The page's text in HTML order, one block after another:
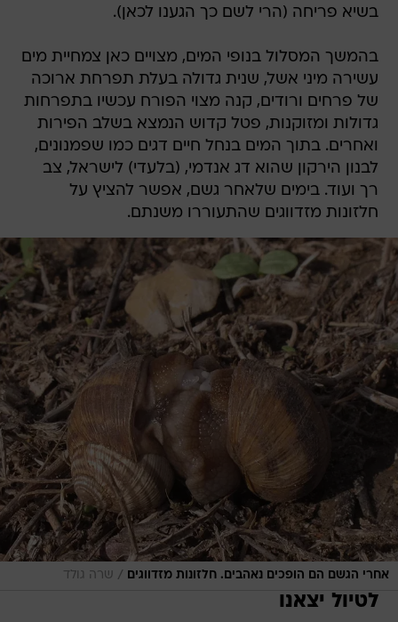
בשיא פריחה (הרי לשם כך הגענו לכאן).
בהמשך המסלול בנופי המים, מצויים כאן צמחיית מים
עשירה מיני אשל, שנית גדולה בעלת תפרחת ארוכה
של פרחים ורודים, קנה מצוי הפורח עכשיו בתפרחות
גדולות ומזוקנות, פטל קדוש הנמצא בשלב הפירות
ואחרים. בתוך המים בנחל חיים דגים כמו שפמנונים,
לבנון הירקון שהוא דג אנדמי, (בלעדי) לישראל, צב
רך ועוד. בימים שלאחר גשם, אפשר להציץ על
חלזונות מזדווגים שהתעוררו משנתם.
אחרי הגשם הם הופכים נאהבים. חלזונות מזדווגים / שרה גולד
לטיול יצאנו